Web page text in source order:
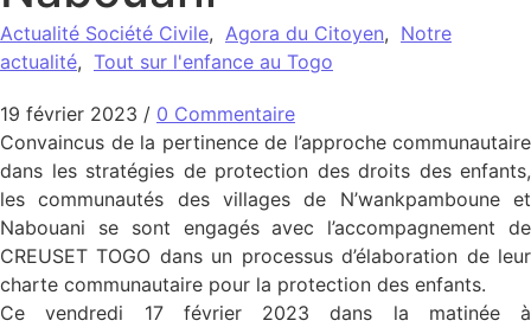
Actualité Société Civile, Agora du Citoyen, Notre
actualité, Tout sur l'enfance au Togo
19 février 2023 / 0 Commentaire
Convaincus de la pertinence de l’approche communautaire
dans les stratégies de protection des droits des enfants,
les communautés des villages de N’wankpamboune et
Nabouani se sont engagés avec l’accompagnement de
CREUSET TOGO dans un processus d’élaboration de leur
charte communautaire pour la protection des enfants.
Ce vendredi 17 février 2023 dans la matinée à